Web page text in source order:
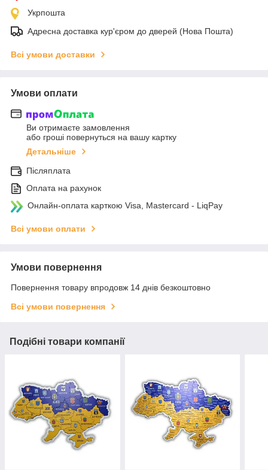
Укрпошта
Адресна доставка кур'єром до дверей (Нова Пошта)
Всі умови доставки
Умови оплати
Ви отримаєте замовлення
або гроші повернуться на вашу картку
Детальніше
Післяплата
Оплата на рахунок
Онлайн-оплата карткою Visa, Mastercard - LiqPay
Всі умови оплати
Умови повернення
Повернення товару впродовж 14 днів безкоштовно
Всі умови повернення
Подібні товари компанії